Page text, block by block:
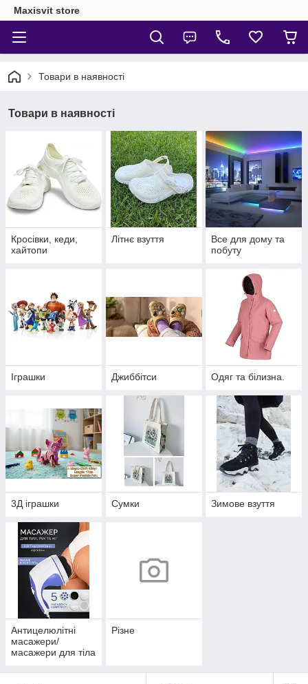
Maxisvit store
Товари в наявності
Товари в наявності
Кросівки, кеди,
хайтопи
Літнє взуття
Все для дому та
побуту
Іграшки Джиббітси Одяг та білизна.
3Д іграшки Сумки Зимове взуття
Антицелюлітні
масажери/
масажери для тіла
Різне